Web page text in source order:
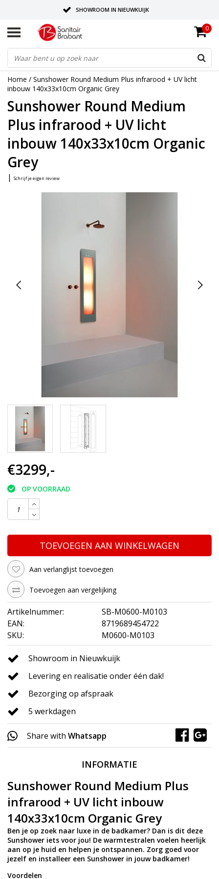
SHOWROOM IN NIEUWKUIJK
BEZORGING OP AFSPRAAK
LEVERING EN REALISATIE ONDER EEN DAK!
0
Home / Sunshower Round Medium Plus infrarood + UV licht
inbouw 140x33x10cm Organic Grey
Sunshower Round Medium
Plus infrarood + UV licht
inbouw 140x33x10cm Organic
Grey
| Schrijf je eigen review
€3299,-
OP VOORRAAD
TOEVOEGEN AAN WINKELWAGEN
Aan verlanglijst toevoegen
Toevoegen aan vergelijking
Artikelnummer:
SB-M0600-M0103
EAN:
8719689454722
SKU:
M0600-M0103
Showroom in Nieuwkuijk
Levering en realisatie onder één dak!
Bezorging op afspraak
5 werkdagen
Share with Whatsapp
INFORMATIE
Sunshower Round Medium Plus
infrarood + UV licht inbouw
140x33x10cm Organic Grey
Ben je op zoek naar luxe in de badkamer? Dan is dit deze
Sunshower iets voor jou! De warmtestralen voelen heerlijk
aan op je huid en helpen je ontspannen. Zorg goed voor
jezelf en installeer een Sunshower in jouw badkamer!
Voordelen